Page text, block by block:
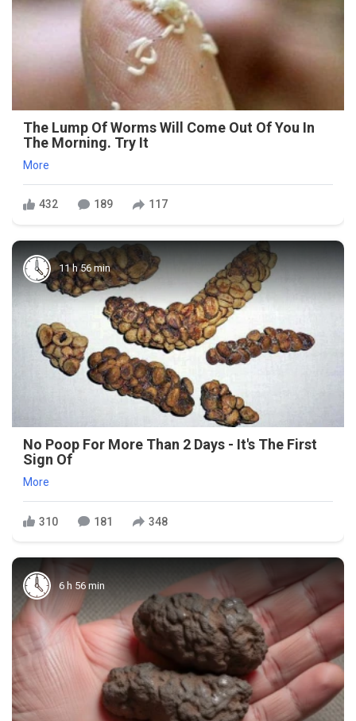
The Lump Of Worms Will Come Out Of You In
The Morning. Try It
More
432 189 117
11 h 56 min
No Poop For More Than 2 Days - It's The First
Sign Of
More
310 181 348
6 h 56 min